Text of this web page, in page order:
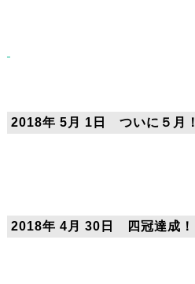
2018年 5月 1日 ついに５月！
2018年 4月 30日 四冠達成！